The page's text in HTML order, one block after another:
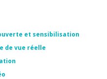
et sensibilisation
de vue réelle